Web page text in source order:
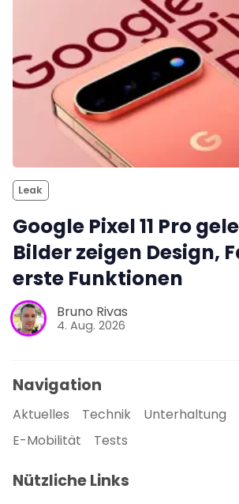
Leak
Google Pixel 11 Pro
Bilder zeigen Design,
erste Funktionen
Bruno Rivas
4. Aug. 2026
Navigation
Aktuelles Technik Unterhaltung
E-Mobilität
Tests
Nützliche Links